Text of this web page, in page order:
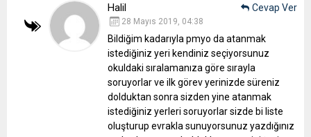
Halil
28 Mayıs 2019, 04:38
Bildiğim kadarıyla pmyo da atanmak
istediğiniz yeri kendiniz seçiyorsunuz
okuldaki sıralamanıza göre sırayla
soruyorlar ve ilk görev yerinizde süreniz
dolduktan sonra sizden yine atanmak
istediğiniz yerleri soruyorlar sizde bi liste
oluşturup evrakla sunuyorsunuz yazdığınız
Cevap Ver